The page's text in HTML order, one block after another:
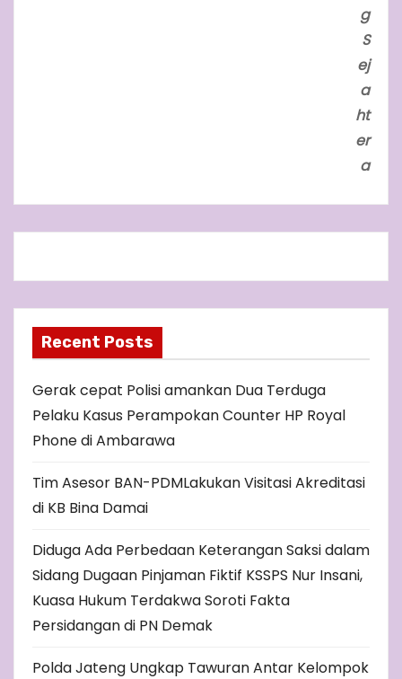
g
S
ej
a
ht
er
a
Recent Posts
Gerak cepat Polisi amankan Dua Terduga
Pelaku Kasus Perampokan Counter HP Royal
Phone di Ambarawa
Tim Asesor BAN-PDMLakukan Visitasi Akreditasi
di KB Bina Damai
Diduga Ada Perbedaan Keterangan Saksi dalam
Sidang Dugaan Pinjaman Fiktif KSSPS Nur Insani,
Kuasa Hukum Terdakwa Soroti Fakta
Persidangan di PN Demak
Polda Jateng Ungkap Tawuran Antar Kelompok